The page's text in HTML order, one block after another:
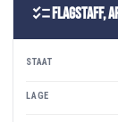
checklist Flagstaff,
STAAT
LAGE